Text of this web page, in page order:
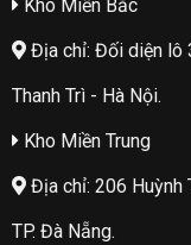
Kho Miền Bắc
Địa chỉ: Đối diện lô
Thanh Trì - Hà Nội.
Kho Miền Trung
Địa chỉ: 206 Huỳnh
TP. Đà Nẵng.